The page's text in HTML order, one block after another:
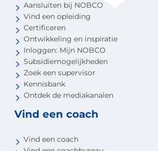
Aansluiten bij NOBCO
Vind een opleiding
Certificeren
Ontwikkeling en inspiratie
Inloggen: Mijn NOBCO
Subsidiemogelijkheden
Zoek een supervisor
Kennisbank
Ontdek de mediakanalen
Vind een coach
Vind een coach